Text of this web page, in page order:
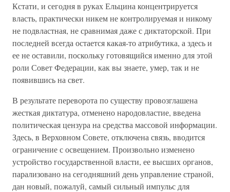
Кстати, и сегодня в руках Ельцина концентрируется
власть, практически никем не контролируемая и никому
не подвластная, не сравнимая даже с диктаторской. При
последней всегда остается какая-то атрибутика, а здесь и
ее не оставили, поскольку готовящийся именно для этой
роли Совет Федерации, как вы знаете, умер, так и не
появившись на свет.
В результате переворота по существу провозглашена
жесткая диктатура, отменено народовластие, введена
политическая цензура на средства массовой информации.
Здесь, в Верховном Совете, отключена связь, вводится
ограничение с освещением. Произвольно изменено
устройство государственной власти, ее высших органов,
парализовано на сегодняшний день управление страной,
дан новый, пожалуй, самый сильный импульс для